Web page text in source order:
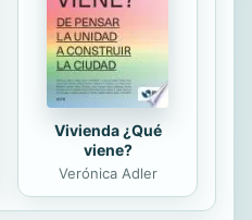
Vivienda ¿Qué
viene?
Verónica Adler